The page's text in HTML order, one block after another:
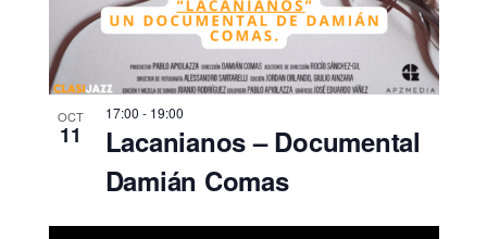
OCT
11
17:00 - 19:00
Lacanianos – Documental
Damián Comas